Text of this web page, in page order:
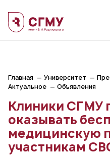
Главная Университет
Актуальное
Объявления
Клиники СГМУ
оказывать
медицинскую
участникам